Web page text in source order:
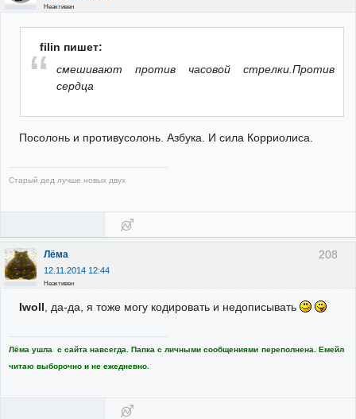
Неактивен
filin пишет:
смешивают против часовой стрелки.Против
сердца
Посолонь и противусолонь. Азбука. И сила Корриолиса.
Старый дед лучше новых двух
208
Лёма
12.11.2014 12:44
Неактивен
Iwoll , да-да, я тоже могу кодировать и недописывать
Лёма ушла с сайта навсегда. Папка с личными сообщениями переполнена. Емейл
читаю выборочно и не ежедневно.